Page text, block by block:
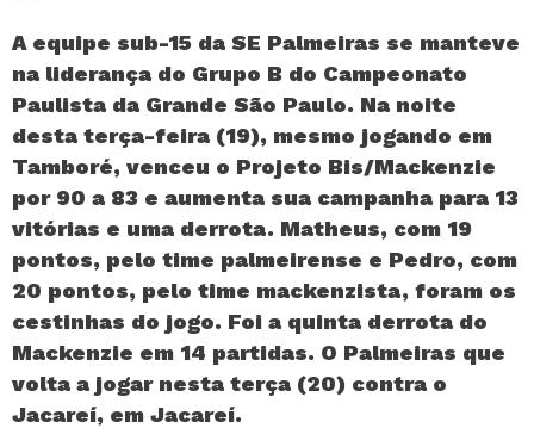
A equipe sub-15 da SE Palmeiras se manteve
na liderança do Grupo B do Campeonato
Paulista da Grande São Paulo. Na noite
desta terça-feira (19), mesmo jogando em
Tamboré, venceu o Projeto Bis/Mackenzie
por 90 a 83 e aumenta sua campanha para 13
vitórias e uma derrota. Matheus, com 19
pontos, pelo time palmeirense e Pedro, com
20 pontos, pelo time mackenzista, foram os
cestinhas do jogo. Foi a quinta derrota do
Mackenzie em 14 partidas. O Palmeiras que
volta a jogar nesta terça (20) contra o
Jacareí, em Jacareí.